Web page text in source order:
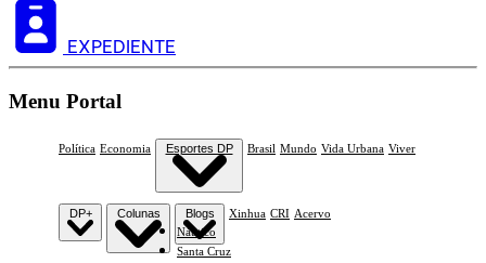
EXPEDIENTE
Menu Portal
Política Economia Esportes DP
Náutico
Santa Cruz
Brasil Mundo Vida Urbana Viver
DP+ Colunas Blogs Xinhua CRI Acervo